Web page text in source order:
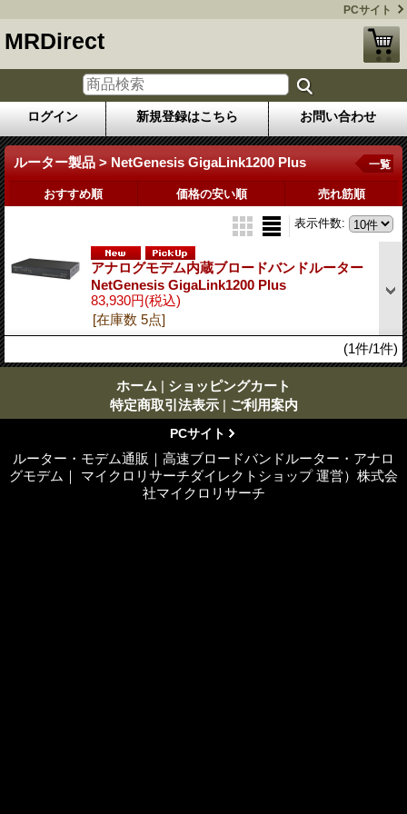
PCサイト
MRDirect
ログイン 新規登録はこちら お問い合わせ
ルーター製品 > NetGenesis GigaLink1200 Plus 一覧
おすすめ順 価格の安い順 売れ筋順
表示件数:
アナログモデム内蔵ブロードバンドルーター
NetGenesis GigaLink1200 Plus
83,930円(税込)
[在庫数 5点]
(1件/1件)
ホーム | ショッピングカート
特定商取引法表示 | ご利用案内
PCサイト
ルーター・モデム通販｜高速ブロードバンドルーター・アナロ
グモデム｜ マイクロリサーチダイレクトショップ 運営）株式会
社マイクロリサーチ